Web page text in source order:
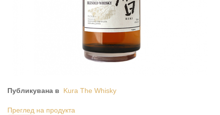
Публикувана в Kura The Whisky
Преглед на продукта